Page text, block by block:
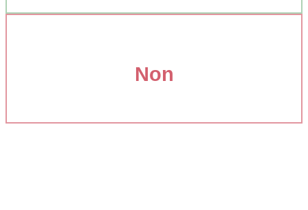
Non